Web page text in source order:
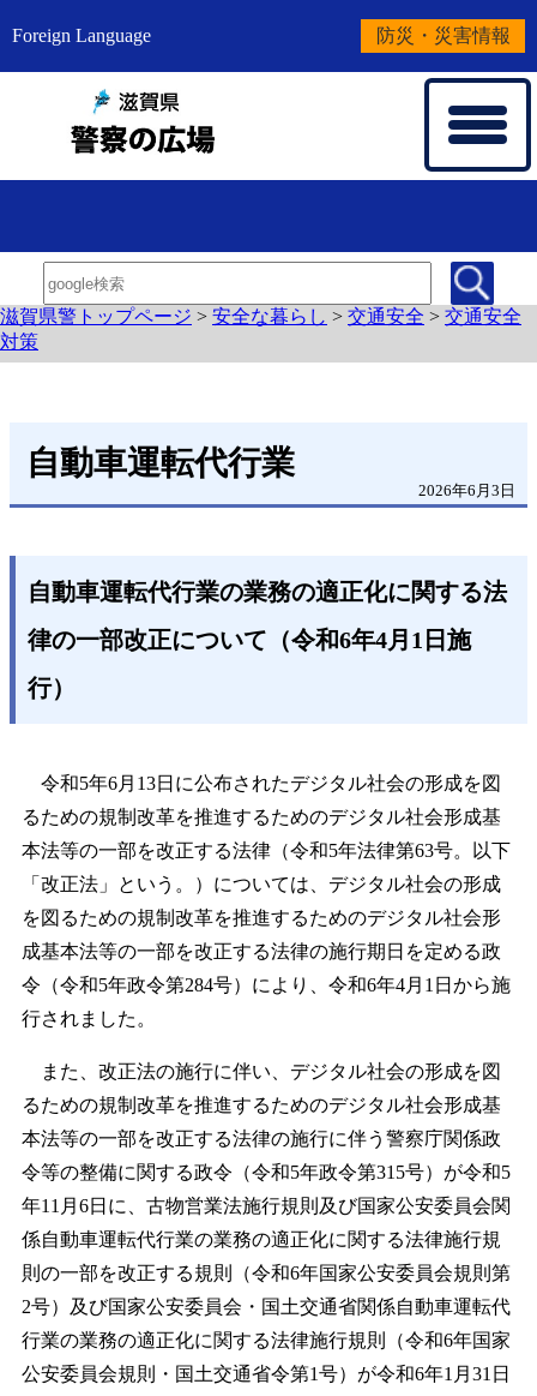
Foreign Language 防災・災害情報
滋賀県警トップページ > 安全な暮らし > 交通安全 > 交通安全
対策
自動車運転代行業
2026年6月3日
自動車運転代行業の業務の適正化に関する法
律の一部改正について（令和6年4月1日施
行）
令和5年6月13日に公布されたデジタル社会の形成を図
るための規制改革を推進するためのデジタル社会形成基
本法等の一部を改正する法律（令和5年法律第63号。以下
「改正法」という。）については、デジタル社会の形成
を図るための規制改革を推進するためのデジタル社会形
成基本法等の一部を改正する法律の施行期日を定める政
令（令和5年政令第284号）により、令和6年4月1日から施
行されました。
また、改正法の施行に伴い、デジタル社会の形成を図
るための規制改革を推進するためのデジタル社会形成基
本法等の一部を改正する法律の施行に伴う警察庁関係政
令等の整備に関する政令（令和5年政令第315号）が令和5
年11月6日に、古物営業法施行規則及び国家公安委員会関
係自動車運転代行業の業務の適正化に関する法律施行規
則の一部を改正する規則（令和6年国家公安委員会規則第
2号）及び国家公安委員会・国土交通省関係自動車運転代
行業の業務の適正化に関する法律施行規則（令和6年国家
公安委員会規則・国土交通省令第1号）が令和6年1月31日